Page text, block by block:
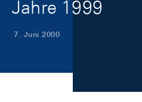
Jahre 1999
7. Juni 2000